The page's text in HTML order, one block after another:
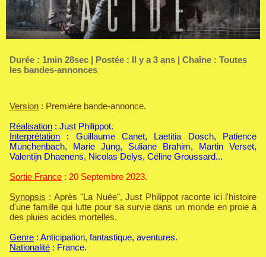
Durée : 1min 28sec | Postée : Il y a 3 ans | Chaîne : Toutes
les bandes-annonces
Version : Première bande-annonce.
Réalisation : Just Philippot.
Interprétation : Guillaume Canet, Laetitia Dosch, Patience
Munchenbach, Marie Jung, Suliane Brahim, Martin Verset,
Valentijn Dhaenens, Nicolas Delys, Céline Groussard...
Sortie France : 20 Septembre 2023.
Synopsis : Après "La Nuée", Just Philippot raconte ici l'histoire
d'une famille qui lutte pour sa survie dans un monde en proie à
des pluies acides mortelles.
Genre : Anticipation, fantastique, aventures.
Nationalité : France.